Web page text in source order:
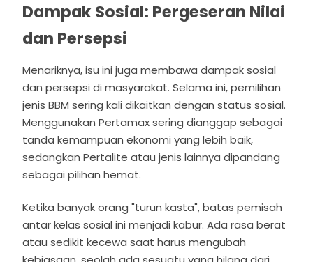
Dampak Sosial: Pergeseran Nilai
dan Persepsi
Menariknya, isu ini juga membawa dampak sosial
dan persepsi di masyarakat. Selama ini, pemilihan
jenis BBM sering kali dikaitkan dengan status sosial.
Menggunakan Pertamax sering dianggap sebagai
tanda kemampuan ekonomi yang lebih baik,
sedangkan Pertalite atau jenis lainnya dipandang
sebagai pilihan hemat.
Ketika banyak orang "turun kasta", batas pemisah
antar kelas sosial ini menjadi kabur. Ada rasa berat
atau sedikit kecewa saat harus mengubah